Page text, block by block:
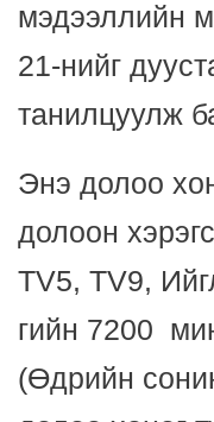
мэдээллийн
21-нийг
танилцуулж
Энэ долоо
долоон
TV5, TV9,
гийн 7200
(Өдрийн